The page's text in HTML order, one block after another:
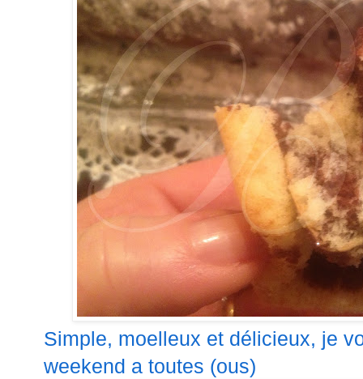
Simple, moelleux et délicieux, je
weekend a toutes (ous)